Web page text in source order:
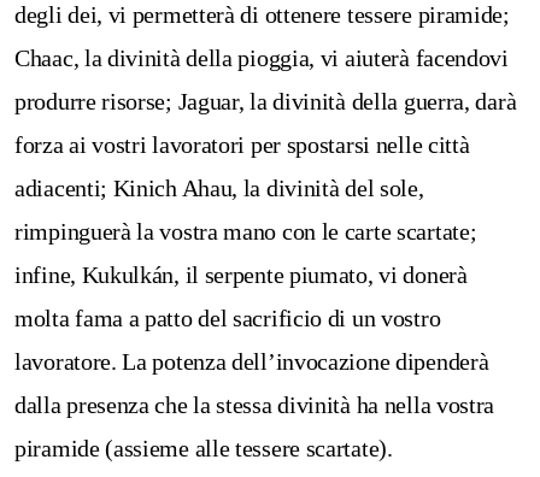
degli dei, vi permetterà di ottenere tessere piramide;
Chaac, la divinità della pioggia, vi aiuterà facendovi
produrre risorse; Jaguar, la divinità della guerra, darà
forza ai vostri lavoratori per spostarsi nelle città
adiacenti; Kinich Ahau, la divinità del sole,
rimpinguerà la vostra mano con le carte scartate;
infine, Kukulkán, il serpente piumato, vi donerà
molta fama a patto del sacrificio di un vostro
lavoratore. La potenza dell’invocazione dipenderà
dalla presenza che la stessa divinità ha nella vostra
piramide (assieme alle tessere scartate).